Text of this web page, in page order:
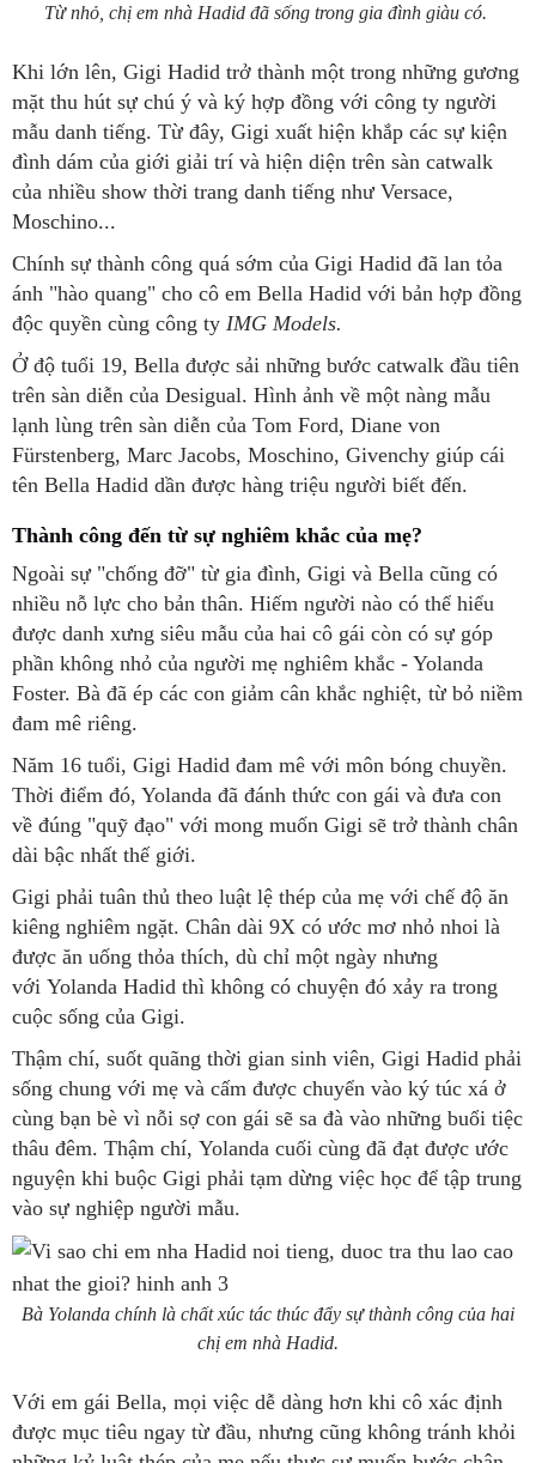
Từ nhỏ, chị em nhà Hadid đã sống trong gia đình giàu có.
Khi lớn lên, Gigi Hadid trở thành một trong những gương
mặt thu hút sự chú ý và ký hợp đồng với công ty người
mẫu danh tiếng. Từ đây, Gigi xuất hiện khắp các sự kiện
đình dám của giới giải trí và hiện diện trên sàn catwalk
của nhiều show thời trang danh tiếng như Versace,
Moschino...
Chính sự thành công quá sớm của Gigi Hadid đã lan tỏa
ánh "hào quang" cho cô em Bella Hadid với bản hợp đồng
độc quyền cùng công ty IMG Models.
Ở độ tuổi 19, Bella được sải những bước catwalk đầu tiên
trên sàn diễn của Desigual. Hình ảnh về một nàng mẫu
lạnh lùng trên sàn diễn của Tom Ford, Diane von
Fürstenberg, Marc Jacobs, Moschino, Givenchy giúp cái
tên Bella Hadid dần được hàng triệu người biết đến.
Thành công đến từ sự nghiêm khắc của mẹ?
Ngoài sự "chống đỡ" từ gia đình, Gigi và Bella cũng có
nhiều nỗ lực cho bản thân. Hiếm người nào có thể hiểu
được danh xưng siêu mẫu của hai cô gái còn có sự góp
phần không nhỏ của người mẹ nghiêm khắc - Yolanda
Foster. Bà đã ép các con giảm cân khắc nghiệt, từ bỏ niềm
đam mê riêng.
Năm 16 tuổi, Gigi Hadid đam mê với môn bóng chuyền.
Thời điểm đó, Yolanda đã đánh thức con gái và đưa con
về đúng "quỹ đạo" với mong muốn Gigi sẽ trở thành chân
dài bậc nhất thế giới.
Gigi phải tuân thủ theo luật lệ thép của mẹ với chế độ ăn
kiêng nghiêm ngặt. Chân dài 9X có ước mơ nhỏ nhoi là
được ăn uống thỏa thích, dù chỉ một ngày nhưng
với Yolanda Hadid thì không có chuyện đó xảy ra trong
cuộc sống của Gigi.
Thậm chí, suốt quãng thời gian sinh viên, Gigi Hadid phải
sống chung với mẹ và cấm được chuyển vào ký túc xá ở
cùng bạn bè vì nỗi sợ con gái sẽ sa đà vào những buổi tiệc
thâu đêm. Thậm chí, Yolanda cuối cùng đã đạt được ước
nguyện khi buộc Gigi phải tạm dừng việc học để tập trung
vào sự nghiệp người mẫu.
Bà Yolanda chính là chất xúc tác thúc đẩy sự thành công của hai
chị em nhà Hadid.
Với em gái Bella, mọi việc dễ dàng hơn khi cô xác định
được mục tiêu ngay từ đầu, nhưng cũng không tránh khỏi